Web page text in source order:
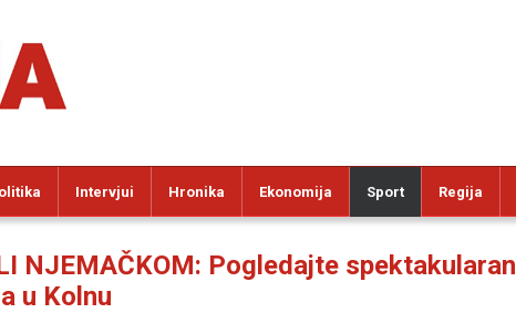
Intervjui Hronika Ekonomija Sport Regija
NJEMAČKOM: Pogledajte spektakularan
u Kolnu